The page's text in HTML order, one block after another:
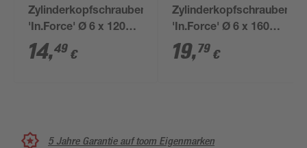
Zylinderkopfschrauben
'In.Force' Ø 6 x 120
mm 24 Stück
14,49 €
Zylinderkopfschrauben
'In.Force' Ø 6 x 160
mm 20 Stück
19,79 €
5 Jahre Garantie auf toom Eigenmarken